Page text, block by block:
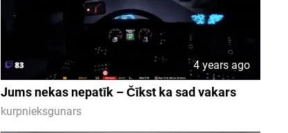
4 years ago
Jums nekas nepatīk – Čīkst ka sad vakars
kurpnieksgunars